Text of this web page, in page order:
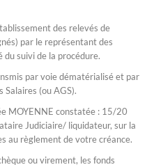
des relevés de
par le représentant des
du suivi de la procédure.
par voie dématérialisé et par
Salaires (ou AGS).
MOYENNE constatée : 15/20
Judiciaire/ liquidateur, sur la
au règlement de votre créance.
ou virement, les fonds